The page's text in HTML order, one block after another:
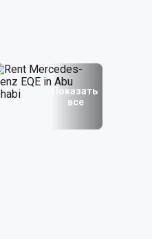
Показать
все